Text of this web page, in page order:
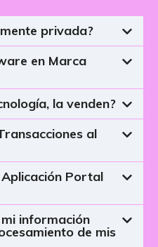
privada?
en Marca
la venden?
al
Aplicación Portal
información
de mis